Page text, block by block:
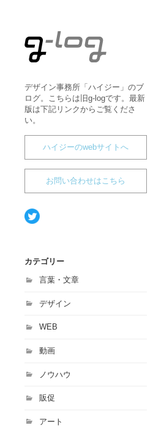
作・映像制作
デザイン事務所「ハイジー」のブ
ログ。こちらは旧g-logです。最新
版は下記リンクからご覧くださ
い。
ハイジーのwebサイトへ
お問い合わせはこちら
カテゴリー
言葉・文章
デザイン
WEB
動画
ノウハウ
販促
アート